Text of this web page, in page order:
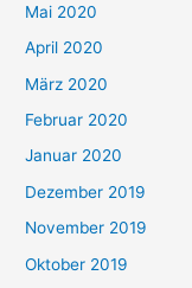
Mai 2020
April 2020
März 2020
Februar 2020
Januar 2020
Dezember 2019
November 2019
Oktober 2019